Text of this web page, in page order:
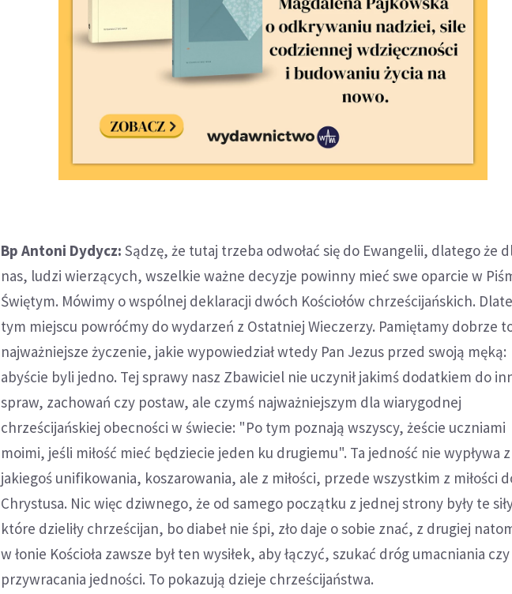
Bp Antoni Dydycz: Sądzę, że tutaj trzeba odwołać się do Ewangelii, dlatego że
nas, ludzi wierzących, wszelkie ważne decyzje powinny mieć swe oparcie w
Świętym. Mówimy o wspólnej deklaracji dwóch Kościołów chrześcijańskich.
tym miejscu powróćmy do wydarzeń z Ostatniej Wieczerzy. Pamiętamy dobrze
najważniejsze życzenie, jakie wypowiedział wtedy Pan Jezus przed swoją męką:
abyście byli jedno. Tej sprawy nasz Zbawiciel nie uczynił jakimś dodatkiem do
spraw, zachowań czy postaw, ale czymś najważniejszym dla wiarygodnej
chrześcijańskiej obecności w świecie: "Po tym poznają wszyscy, żeście uczniami
moimi, jeśli miłość mieć będziecie jeden ku drugiemu". Ta jedność nie wypływa z
jakiegoś unifikowania, koszarowania, ale z miłości, przede wszystkim z miłości
Chrystusa. Nic więc dziwnego, że od samego początku z jednej strony były te
które dzieliły chrześcijan, bo diabeł nie śpi, zło daje o sobie znać, z drugiej
w łonie Kościoła zawsze był ten wysiłek, aby łączyć, szukać dróg umacniania czy
przywracania jedności. To pokazują dzieje chrześcijaństwa.